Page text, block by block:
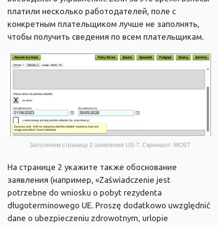
платили несколько работодателей, поле с
конкретным плательщиком лучше не заполнять,
чтобы получить сведения по всем плательщикам.
Заполняем страницу 2 заявления US-7. Скриншот: MOST
На странице 2 укажите также обоснование
заявления (например, «Zaświadczenie jest
potrzebne do wniosku o pobyt rezydenta
długoterminowego UE. Proszę dodatkowo uwzględnić
dane o ubezpieczeniu zdrowotnym, urlopie